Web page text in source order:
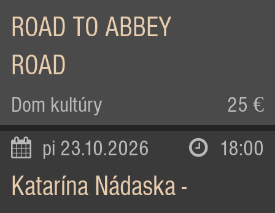
ROAD TO ABBEY
ROAD
Dom kultúry 25 €
pi 23.10.2026 18:00
Katarína Nádaska -